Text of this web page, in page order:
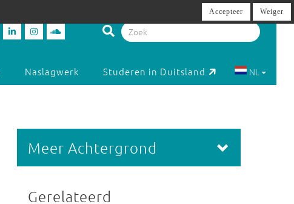
Naslagwerk Studeren in Duitsland NL
Meer Achtergrond
Gerelateerd
Accepteer Weiger